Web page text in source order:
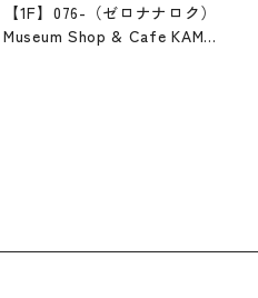
【1F】076-（ゼロナナロク）
Museum Shop & Cafe KAMU